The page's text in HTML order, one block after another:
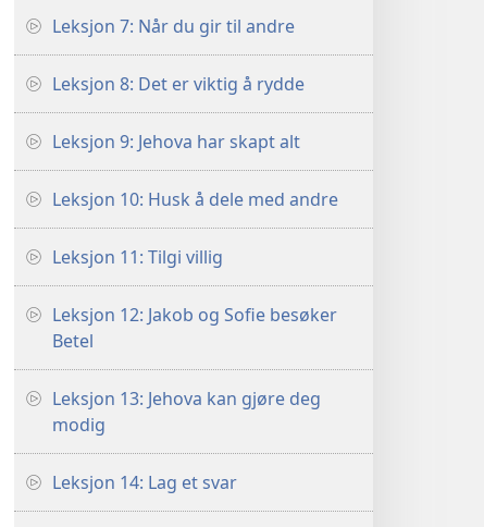
Leksjon 7: Når du gir til andre
Leksjon 8: Det er viktig å rydde
Leksjon 9: Jehova har skapt alt
Leksjon 10: Husk å dele med andre
Leksjon 11: Tilgi villig
Leksjon 12: Jakob og Sofie besøker
Betel
Leksjon 13: Jehova kan gjøre deg
modig
Leksjon 14: Lag et svar